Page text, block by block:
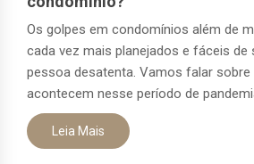
Os golpes em condomínios além de
cada vez mais planejados e fáceis de
pessoa desatenta. Vamos falar
acontecem nesse período de
Leia Mais